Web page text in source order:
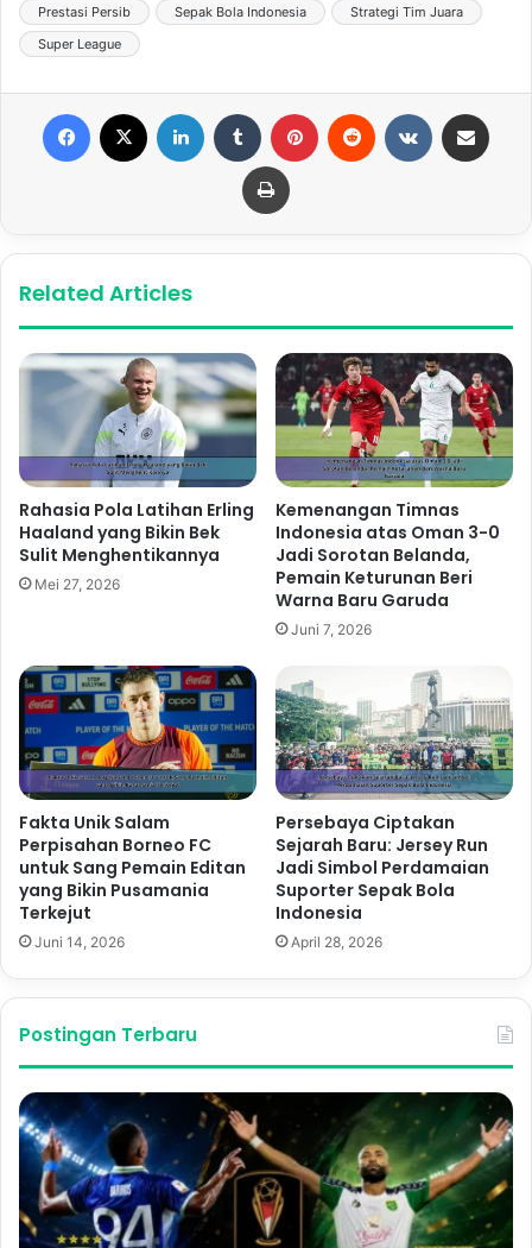
Prestasi Persib
Sepak Bola Indonesia
Strategi Tim Juara
Super League
Print
Related Articles
Rahasia Pola Latihan Erling
Haaland yang Bikin Bek
Sulit Menghentikannya
Mei 27, 2026
Kemenangan Timnas
Indonesia atas Oman 3-0
Jadi Sorotan Belanda,
Pemain Keturunan Beri
Warna Baru Garuda
Juni 7, 2026
Fakta Unik Salam
Perpisahan Borneo FC
untuk Sang Pemain Editan
yang Bikin Pusamania
Terkejut
Juni 14, 2026
Persebaya Ciptakan
Sejarah Baru: Jersey Run
Jadi Simbol Perdamaian
Suporter Sepak Bola
Indonesia
April 28, 2026
Postingan Terbaru